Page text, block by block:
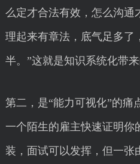
么定才合法有效，怎么沟通
理起来有章法，底气足多了
半。”这就是知识系统化带来
第二，是“能力可视化”的痛
一个陌生的雇主快速证明你
装，面试可以发挥，但一张